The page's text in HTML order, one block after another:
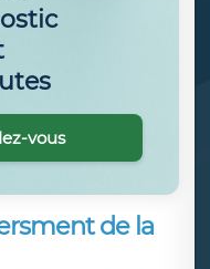
de la
vous